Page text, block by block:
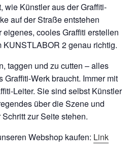
wie Künstler aus der Graffiti-
auf der Straße entstehen
cooles Graffiti erstellen
KUNSTLABOR 2 genau richtig.
taggen und zu cutten – alles
Graffiti-Werk braucht. Immer mit
Leiter. Sie sind selbst Künstler
über die Szene und
zur Seite stehen.
Webshop kaufen: Link